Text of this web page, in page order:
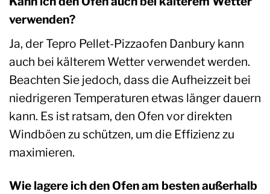
verwenden?
Ja, der Tepro Pellet-Pizzaofen Danbury kann
auch bei kälterem Wetter verwendet werden.
Beachten Sie jedoch, dass die Aufheizzeit bei
niedrigeren Temperaturen etwas länger dauern
kann. Es ist ratsam, den Ofen vor direkten
Windböen zu schützen, um die Effizienz zu
maximieren.
Wie lagere ich den Ofen am besten außerhalb